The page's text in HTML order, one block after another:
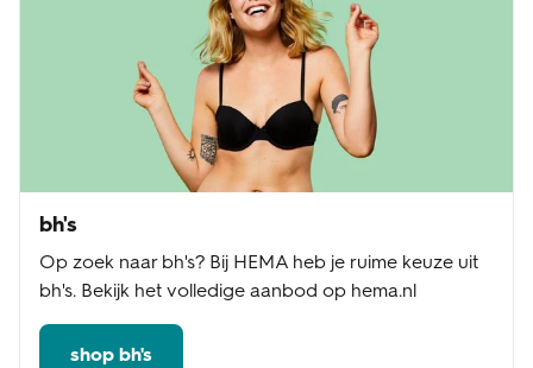
bh's
Op zoek naar bh's? Bij HEMA heb je ruime keuze uit
bh's. Bekijk het volledige aanbod op hema.nl
shop bh's